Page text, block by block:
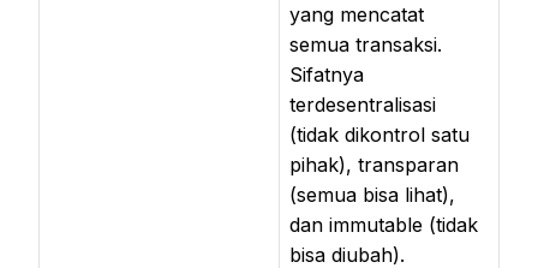
yang mencatat
semua transaksi.
Sifatnya
terdesentralisasi
(tidak dikontrol satu
pihak), transparan
(semua bisa lihat),
dan immutable (tidak
bisa diubah).